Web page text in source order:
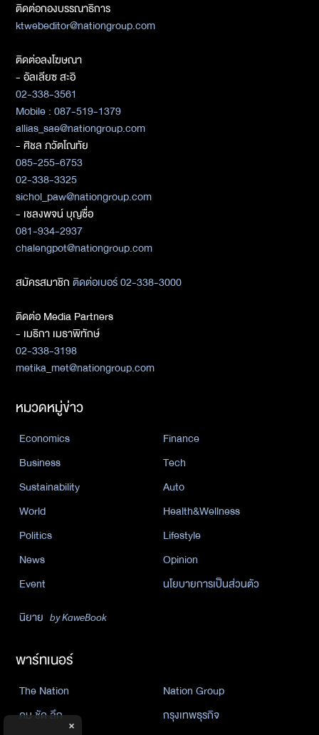
ติดต่อกองบรรณาธิการ
ktwebeditor@nationgroup.com
ติดต่อลงโฆษณา
- อัลเลียซ สะอิ
02-338-3561
Mobile : 087-519-1379
allias_sae@nationgroup.com
- ศิชล ภวัตโณทัย
085-255-6753
02-338-3325
sichol_paw@nationgroup.com
- เชลงพจน์ บุญซื่อ
081-934-2937
chalengpot@nationgroup.com
สมัครสมาชิกติดต่อเบอร์ 02-338-3000
ติดต่อ Media Partners
- เมธิกา เมธาพิทักษ์
02-338-3198
metika_met@nationgroup.com
หมวดหมู่ข่าว
Economics
Finance
Business
Tech
Sustainability
Auto
World
Health&Wellness
Politics
Lifestyle
News
Opinion
Event
นโยบายการเป็นส่วนตัว
นิยาย by KaweBook
พาร์ทเนอร์
The Nation
Nation Group
คม ชัด ลึก
กรุงเทพธุรกิจ
×